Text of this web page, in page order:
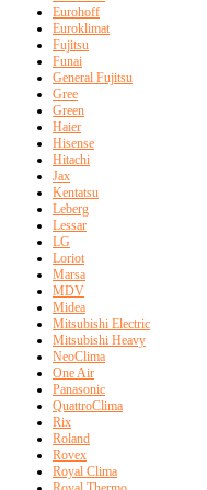
Eurohoff
Euroklimat
Fujitsu
Funai
General Fujitsu
Gree
Green
Haier
Hisense
Hitachi
Jax
Kentatsu
Leberg
Lessar
LG
Loriot
Marsa
MDV
Midea
Mitsubishi Electric
Mitsubishi Heavy
NeoClima
One Air
Panasonic
QuattroClima
Rix
Roland
Rovex
Royal Clima